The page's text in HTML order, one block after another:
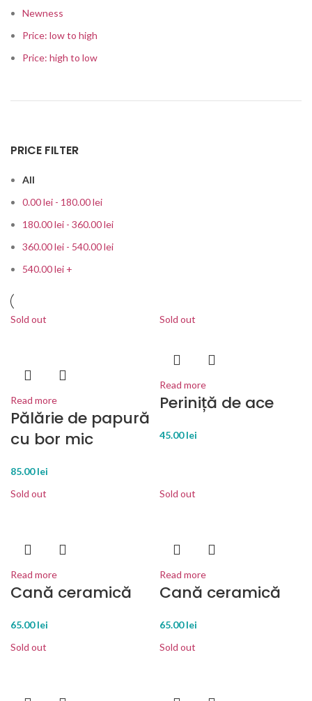
Newness
Price: low to high
Price: high to low
PRICE FILTER
All
0.00lei - 180.00lei
180.00lei - 360.00lei
360.00lei - 540.00lei
540.00lei +
Sold out
Read more
Pălărie de papură
cu bor mic
85.00lei
Sold out
Read more
Periniță de ace
45.00lei
Sold out
Read more
Cană ceramică
65.00lei
Sold out
Read more
Cană ceramică
65.00lei
Sold out
Sold out